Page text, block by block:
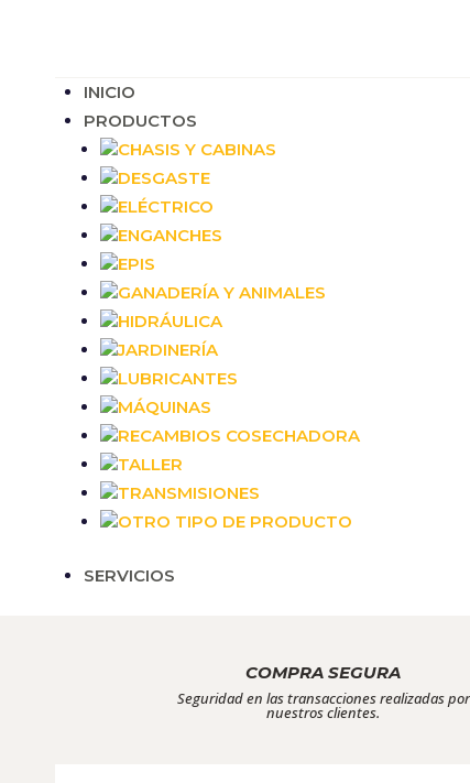
INICIO
PRODUCTOS
CHASIS Y CABINAS
DESGASTE
ELÉCTRICO
ENGANCHES
EPIS
GANADERÍA Y ANIMALES
HIDRÁULICA
JARDINERÍA
LUBRICANTES
MÁQUINAS
RECAMBIOS COSECHADORA
TALLER
TRANSMISIONES
OTRO TIPO DE PRODUCTO
SERVICIOS
COMPRA SEGURA
Seguridad en las transacciones realizadas por
nuestros clientes.